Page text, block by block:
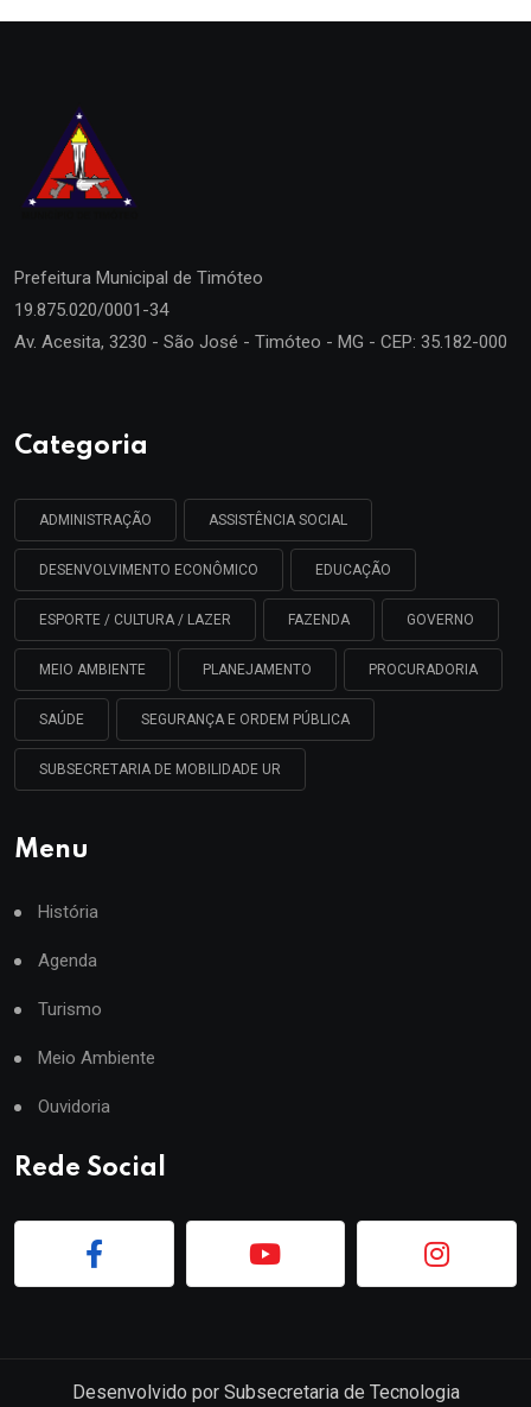
Prefeitura Municipal de Timóteo
19.875.020/0001-34
Av. Acesita, 3230 - São José - Timóteo - MG - CEP: 35.182-000
Categoria
ADMINISTRAÇÃO ASSISTÊNCIA SOCIAL
DESENVOLVIMENTO ECONÔMICO EDUCAÇÃO
ESPORTE / CULTURA / LAZER FAZENDA GOVERNO
MEIO AMBIENTE PLANEJAMENTO PROCURADORIA
SAÚDE SEGURANÇA E ORDEM PÚBLICA
SUBSECRETARIA DE MOBILIDADE UR
Menu
História
Agenda
Turismo
Meio Ambiente
Ouvidoria
Rede Social
Desenvolvido por Subsecretaria de Tecnologia